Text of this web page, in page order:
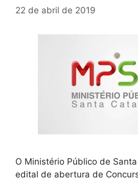
22 de abril de 2019
O Ministério Público de
edital de abertura de